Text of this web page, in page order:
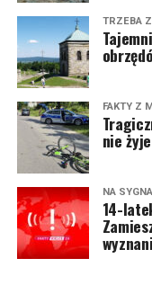
TRZEBA
FAKTY Z
nie
NA
14-